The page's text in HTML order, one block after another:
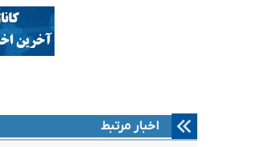
اخبار مرتبط